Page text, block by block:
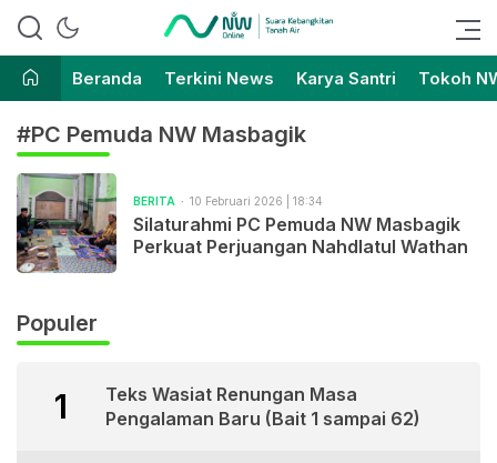
Nahdlatul Wathan Online
Suara Kebangkitan Tanah Air
Beranda
Terkini News Karya Santri Tokoh
#PC Pemuda NW Masbagik
BERITA 10 Februari 2026 | 18:34
Silaturahmi PC Pemuda NW Masbagik
Perkuat Perjuangan Nahdlatul Wathan
Populer
1
Teks Wasiat Renungan Masa
Pengalaman Baru (Bait 1 sampai 62)